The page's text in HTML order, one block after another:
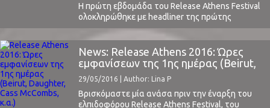
Η πρώτη εβδομάδα του Release Athens Festival
ολοκληρώθηκε με headliner της πρώτης
βραδιάς τους Beirut και της δεύτερης τον Parov
Stelar και τη μπάντα του. Όλα κύλησαν ομαλά,
απίστευτα ομαλά και με ακρίβεια και οργάνωση
που η Ελλάδα σπάνια βλέπει σε φεστιβάλ. Ο
χώρος, η Πλατεία Νερού, ιδανικός, αλλά αυτό ...
News: Release Athens 2016: Ώρες
εμφανίσεων της 1ης ημέρας (Beirut,
Daughter, Cass McCombs, κ.α.)
29/05/2016 | Author: Lina P
Βρισκόμαστε μία ανάσα πριν την έναρξη του
ελπιδοφόρου Release Athens Festival, του